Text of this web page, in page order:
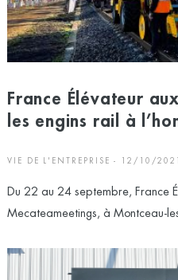
France Élévateur
les engins rail à
VIE DE L'ENTREPRISE - 12/10/2021
Du 22 au 24 septembre, France
Mecateameetings, à Montceau-